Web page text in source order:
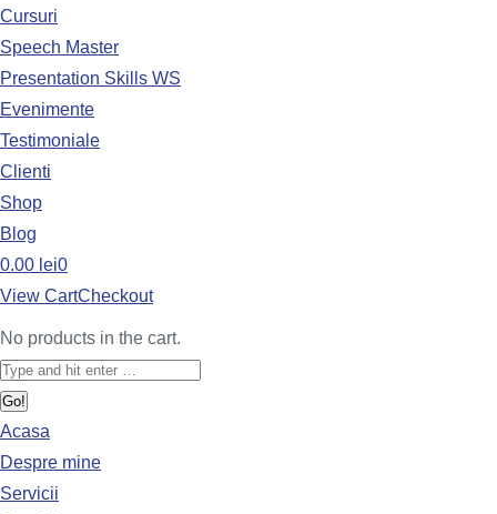
Cursuri
Speech Master
Presentation Skills WS
Evenimente
Testimoniale
Clienti
Shop
Blog
0.00 lei0
View CartCheckout
No products in the cart.
Acasa
Despre mine
Servicii